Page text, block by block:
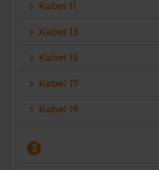
Maandag t/m vrijdag - 08:00 -18:00
Kabel 11
Kabel 13
Kabel 15
Kabel 17
Kabel 19
3